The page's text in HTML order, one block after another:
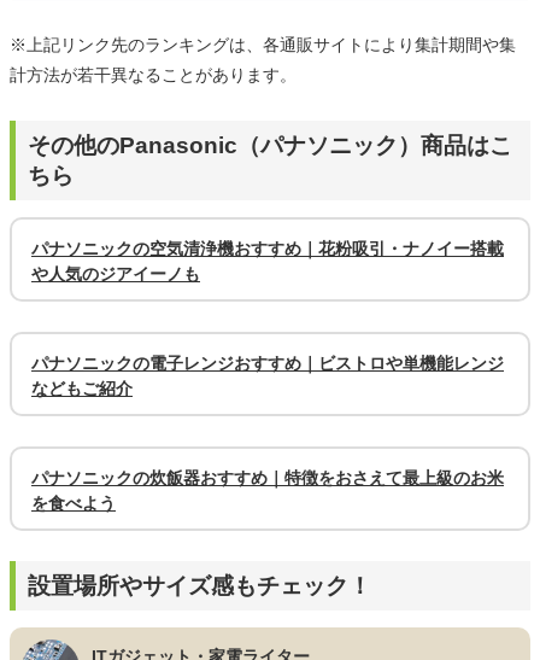
※上記リンク先のランキングは、各通販サイトにより集計期間や集
計方法が若干異なることがあります。
その他のPanasonic（パナソニック）商品はこ
ちら
パナソニックの空気清浄機おすすめ｜花粉吸引・ナノイー搭載
や人気のジアイーノも
パナソニックの電子レンジおすすめ｜ビストロや単機能レンジ
などもご紹介
パナソニックの炊飯器おすすめ｜特徴をおさえて最上級のお米
を食べよう
設置場所やサイズ感もチェック！